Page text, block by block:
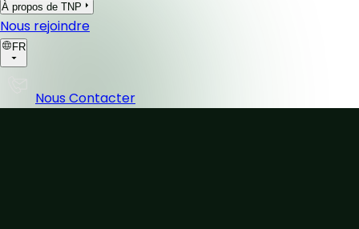
À propos de TNP
Nous rejoindre
FR
Nous Contacter